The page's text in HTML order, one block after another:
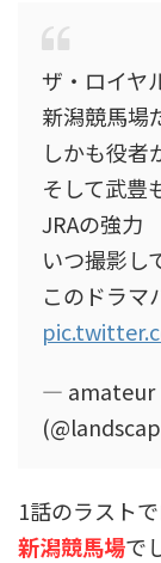
ザ・ロイヤ
新潟競馬場
しかも役者
そして武豊
JRAの強力
いつ撮影し
このドラマ
— amateur
1話のラスト
新潟競馬場で